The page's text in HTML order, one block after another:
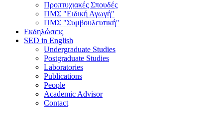
Προπτυχιακές Σπουδές
ΠΜΣ "Ειδική Αγωγή"
ΠΜΣ "Συμβουλευτική"
Εκδηλώσεις
SED in English
Undergraduate Studies
Postgraduate Studies
Laboratories
Publications
People
Academic Advisor
Contact